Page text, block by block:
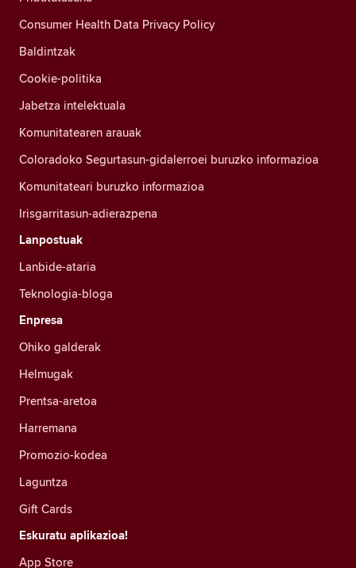
Consumer Health Data Privacy Policy
Baldintzak
Cookie-politika
Jabetza intelektuala
Komunitatearen arauak
Coloradoko Segurtasun-gidalerroei buruzko informazioa
Komunitateari buruzko informazioa
Irisgarritasun-adierazpena
Lanpostuak
Lanbide-ataria
Teknologia-bloga
Enpresa
Ohiko galderak
Helmugak
Prentsa-aretoa
Harremana
Promozio-kodea
Laguntza
Gift Cards
Eskuratu aplikazioa!
App Store